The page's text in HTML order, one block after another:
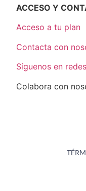
ACCESO Y
Acceso a tu plan
Contacta con
Síguenos en redes
Colabora con